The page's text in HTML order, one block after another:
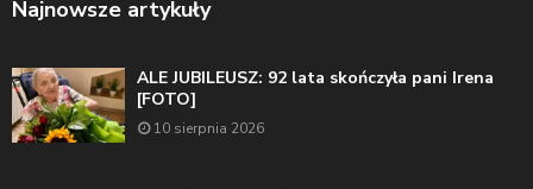
Najnowsze artykuły
ALE JUBILEUSZ: 92 lata skończyła pani Irena
[FOTO]
10 sierpnia 2026